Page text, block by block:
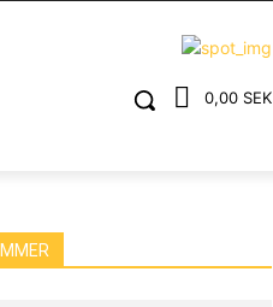
0,00 SEK